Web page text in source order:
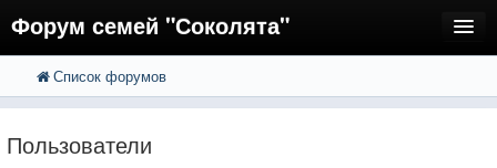
Форум семей "Соколята"
FAQСписок форумов
Пользователи